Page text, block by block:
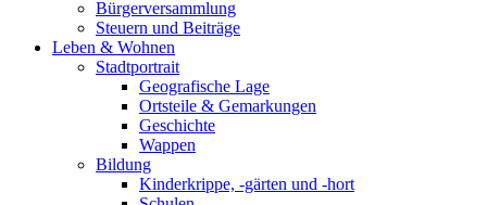
Bürgerversammlung
Steuern und Beiträge
Leben & Wohnen
Stadtportrait
Geografische Lage
Ortsteile & Gemarkungen
Geschichte
Wappen
Bildung
Kinderkrippe, -gärten und -hort